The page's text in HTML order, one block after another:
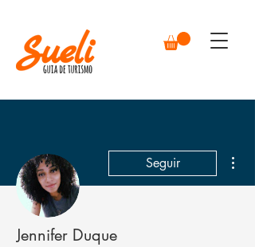
Seguir
Jennifer Duque